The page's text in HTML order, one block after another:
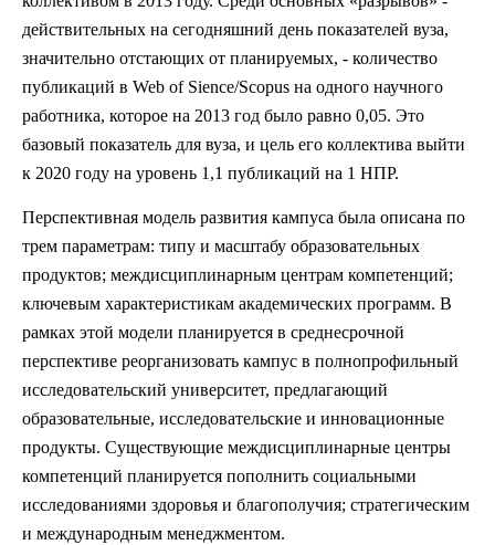
действительных на сегодняшний день показателей вуза,
значительно отстающих от планируемых, - количество
публикаций в Web of Sience/Scopus на одного научного
работника, которое на 2013 год было равно 0,05. Это
базовый показатель для вуза, и цель его коллектива выйти
к 2020 году на уровень 1,1 публикаций на 1 НПР.
Перспективная модель развития кампуса была описана по
трем параметрам: типу и масштабу образовательных
продуктов; междисциплинарным центрам компетенций;
ключевым характеристикам академических программ. В
рамках этой модели планируется в среднесрочной
перспективе реорганизовать кампус в полнопрофильный
исследовательский университет, предлагающий
образовательные, исследовательские и инновационные
продукты. Существующие междисциплинарные центры
компетенций планируется пополнить социальными
исследованиями здоровья и благополучия; стратегическим
и международным менеджментом.